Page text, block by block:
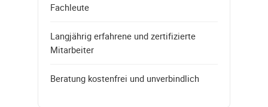
Fachleute
Langjährig erfahrene und zertifizierte
Mitarbeiter
Beratung kostenfrei und unverbindlich